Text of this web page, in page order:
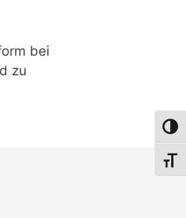
bei
zu